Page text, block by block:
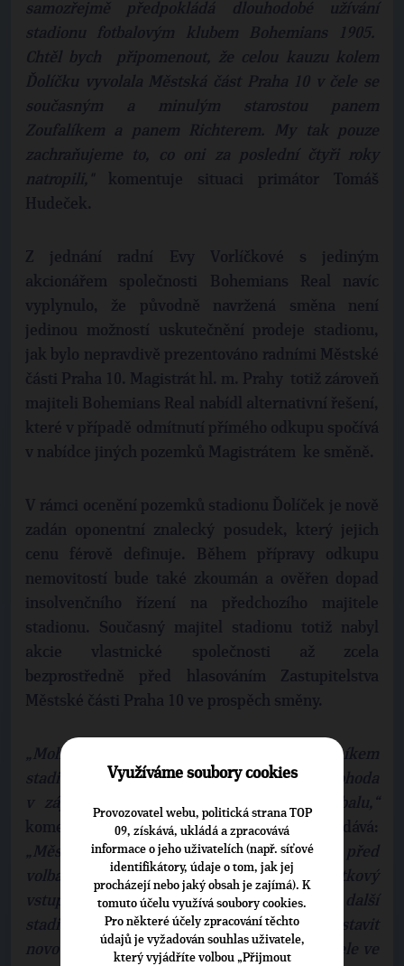
samozřejmě předpokládá dlouhodobé užívání
stadionu fotbalovým klubem Bohemians 1905.
Chtěl bych připomenout, že celou kauzu kolem
Ďolíčku vyvolala Městská část Praha 10 v čele se
současným a minulým starostou panem
Zoufalíkem a panem Richterem. My tak pouze
zachraňujeme to, co oni za poslední čtyři roky
natropili,"komentuje situaci primátor Tomáš
Hudeček.
Z jednání radní Evy Vorlíčkové s jediným
akcionářem společnosti Bohemians Real navíc
vyplynulo, že původně navržená směna není
jedinou možností uskutečnění prodeje stadionu,
jak bylo nepravdivě prezentováno radními Městské
části Praha 10. Magistrát hl. m. Prahy totiž zároveň
majiteli Bohemians Real nabídl alternativní řešení,
které v případě odmítnutí přímého odkupu spočívá
v nabídce jiných pozemků Magistrátem ke směně.
V rámci ocenění pozemků stadionu Ďolíček je nově
zadán oponentní znalecký posudek, který jejich
cenu férově definuje. Během přípravy odkupu
nemovitostí bude také zkoumán a ověřen dopad
insolvenčního řízení na předchozího majitele
stadionu. Současný majitel stadionu totiž nabyl
akcie vlastnické společnosti až zcela
bezprostředně před hlasováním Zastupitelstva
Městské části Praha 10 ve prospěch směny.
„Mohu potvrdit, že jednáme jak s vlastníkem
stadionu, tak i s fanoušky. Mým cílem je dohoda
v zájmu všech příznivců vršovického fotbalu,“
komentuje vývoj radní Eva Vorlíčková a dodává:
„Městská část Praha 10 chce několik dní před
volbami uspíšit koupi Ďolíčku, plánuje majetkový
vstup do společnosti, která nejenže vlastní další
stadion v Edenu, ale má zároveň zájem postavit
novou budovu radnice. Vše se děje až podezřele ve
Využíváme soubory cookies
Provozovatel webu, politická strana TOP
09, získává, ukládá a zpracovává
informace o jeho uživatelích (např. síťové
identifikátory, údaje o tom, jak jej
procházejí nebo jaký obsah je zajímá). K
tomuto účelu využívá soubory cookies.
Pro některé účely zpracování těchto
údajů je vyžadován souhlas uživatele,
který vyjádříte volbou „Přijmout